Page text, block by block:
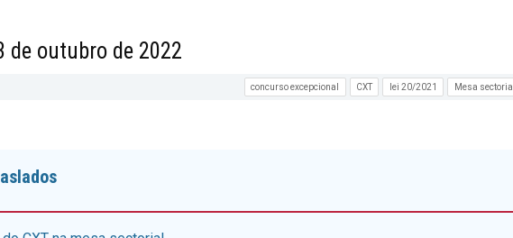
de outubro de 2022
concurso excepcional CXT lei 20/2021 Mesa sectorial